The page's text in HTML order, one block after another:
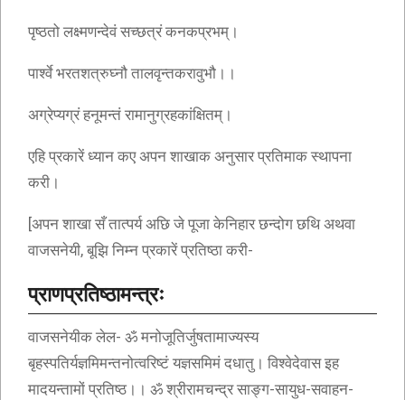
पृष्ठतो लक्ष्मणन्देवं सच्छत्रं कनकप्रभम्।
पार्श्वे भरतशत्रुघ्नौ तालवृन्तकरावुभौ।।
अग्रेप्यग्रं हनूमन्तं रामानुग्रहकांक्षितम्।
एहि प्रकारें ध्यान कए अपन शाखाक अनुसार प्रतिमाक स्थापना
करी।
[अपन शाखा सँ तात्पर्य अछि जे पूजा केनिहार छन्दोग छथि अथवा
वाजसनेयी, बूझि निम्न प्रकारें प्रतिष्ठा करी-
प्राणप्रतिष्ठामन्त्रः
वाजसनेयीक लेल- ॐ मनोजूतिर्जुषतामाज्यस्य
बृहस्पतिर्यज्ञमिमन्तनोत्वरिष्टं यज्ञसमिमं दधातु। विश्वेदेवास इह
मादयन्तामों प्रतिष्ठ।। ॐ श्रीरामचन्द्र साङ्ग-सायुध-सवाहन-